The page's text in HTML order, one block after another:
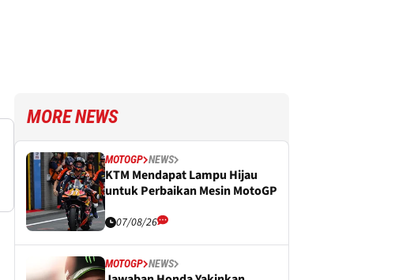
MORE NEWS
MOTOGP NEWS
KTM Mendapat Lampu Hijau
untuk Perbaikan Mesin MotoGP
07/08/26
MOTOGP NEWS